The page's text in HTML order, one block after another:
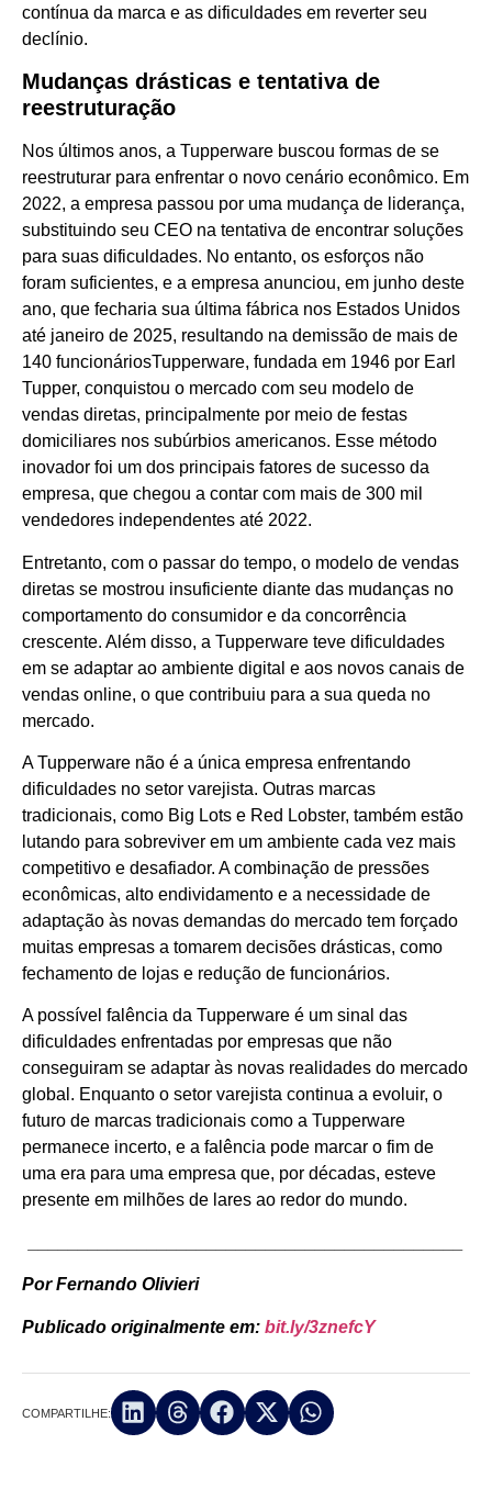
contínua da marca e as dificuldades em reverter seu
declínio.
Mudanças drásticas e tentativa de
reestruturação
Nos últimos anos, a Tupperware buscou formas de se
reestruturar para enfrentar o novo cenário econômico. Em
2022, a empresa passou por uma mudança de liderança,
substituindo seu CEO na tentativa de encontrar soluções
para suas dificuldades. No entanto, os esforços não
foram suficientes, e a empresa anunciou, em junho deste
ano, que fecharia sua última fábrica nos Estados Unidos
até janeiro de 2025, resultando na demissão de mais de
140 funcionáriosTupperware, fundada em 1946 por Earl
Tupper, conquistou o mercado com seu modelo de
vendas diretas, principalmente por meio de festas
domiciliares nos subúrbios americanos. Esse método
inovador foi um dos principais fatores de sucesso da
empresa, que chegou a contar com mais de 300 mil
vendedores independentes até 2022.
Entretanto, com o passar do tempo, o modelo de vendas
diretas se mostrou insuficiente diante das mudanças no
comportamento do consumidor e da concorrência
crescente. Além disso, a Tupperware teve dificuldades
em se adaptar ao ambiente digital e aos novos canais de
vendas online, o que contribuiu para a sua queda no
mercado.
A Tupperware não é a única empresa enfrentando
dificuldades no setor varejista. Outras marcas
tradicionais, como Big Lots e Red Lobster, também estão
lutando para sobreviver em um ambiente cada vez mais
competitivo e desafiador. A combinação de pressões
econômicas, alto endividamento e a necessidade de
adaptação às novas demandas do mercado tem forçado
muitas empresas a tomarem decisões drásticas, como
fechamento de lojas e redução de funcionários.
A possível falência da Tupperware é um sinal das
dificuldades enfrentadas por empresas que não
conseguiram se adaptar às novas realidades do mercado
global. Enquanto o setor varejista continua a evoluir, o
futuro de marcas tradicionais como a Tupperware
permanece incerto, e a falência pode marcar o fim de
uma era para uma empresa que, por décadas, esteve
presente em milhões de lares ao redor do mundo.
Por Fernando Olivieri
Publicado originalmente em: bit.ly/3znefcY
COMPARTILHE: